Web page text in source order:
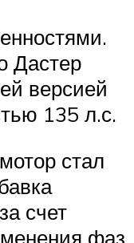
Дастер
версией
135 л.с.
стал
счет
фаз